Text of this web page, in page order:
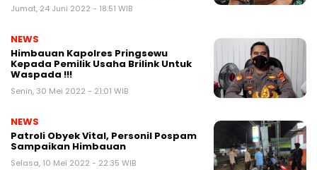
Jumat, 24 Juni 2022 - 18:51 WIB
NEWS
Himbauan Kapolres Pringsewu
Kepada Pemilik Usaha Brilink Untuk
Waspada !!!
Senin, 30 Mei 2022 - 21:01 WIB
NEWS
Patroli Obyek Vital, Personil Pospam
Sampaikan Himbauan
Selasa, 10 Mei 2022 - 22:35 WIB